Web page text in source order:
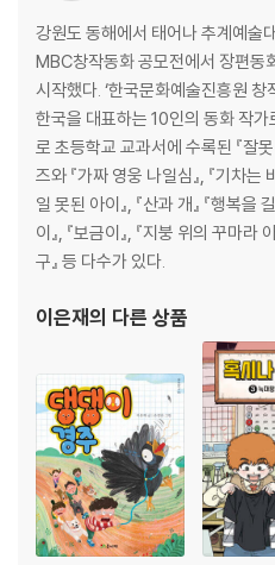
강원도 동해에서 태어나 추계예술
MBC창작동화 공모전에서 장편동
시작했다. ‘한국문화예술진흥원
한국을 대표하는 10인의 동화 작
로 초등학교 교과서에 수록된 『잘
즈와 『가짜 영웅 나일심』, 『기차는
일 못된 아이』, 『산과 개』 『행복을
이』, 『보금이』, 『지붕 위의 꾸마라
구』 등 다수가 있다.
이은재의 다른 상품